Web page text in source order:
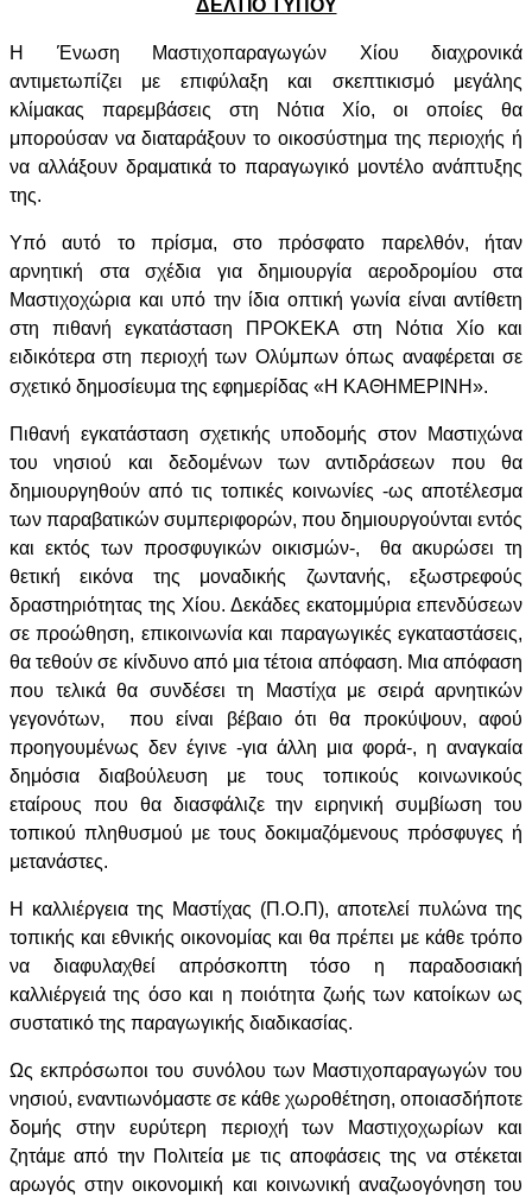
ΔΕΛΤΙΟ ΤΥΠΟΥ
Η Ένωση Μαστιχοπαραγωγών Χίου διαχρονικά
αντιμετωπίζει με επιφύλαξη και σκεπτικισμό μεγάλης
κλίμακας παρεμβάσεις στη Νότια Χίο, οι οποίες θα
μπορούσαν να διαταράξουν το οικοσύστημα της περιοχής ή
να αλλάξουν δραματικά το παραγωγικό μοντέλο ανάπτυξης
της.
Υπό αυτό το πρίσμα, στο πρόσφατο παρελθόν, ήταν
αρνητική στα σχέδια για δημιουργία αεροδρομίου στα
Μαστιχοχώρια και υπό την ίδια οπτική γωνία είναι αντίθετη
στη πιθανή εγκατάσταση ΠΡΟΚΕΚΑ στη Nότια Χίο και
ειδικότερα στη περιοχή των Ολύμπων όπως αναφέρεται σε
σχετικό δημοσίευμα της εφημερίδας «H ΚΑΘΗΜΕΡΙΝΗ».
Πιθανή εγκατάσταση σχετικής υποδομής στον Μαστιχώνα
του νησιού και δεδομένων των αντιδράσεων που θα
δημιουργηθούν από τις τοπικές κοινωνίες -ως αποτέλεσμα
των παραβατικών συμπεριφορών, που δημιουργούνται εντός
και εκτός των προσφυγικών οικισμών-, θα ακυρώσει τη
θετική εικόνα της μοναδικής ζωντανής, εξωστρεφούς
δραστηριότητας της Χίου. Δεκάδες εκατομμύρια επενδύσεων
σε προώθηση, επικοινωνία και παραγωγικές εγκαταστάσεις,
θα τεθούν σε κίνδυνο από μια τέτοια απόφαση. Μια απόφαση
που τελικά θα συνδέσει τη Μαστίχα με σειρά αρνητικών
γεγονότων, που είναι βέβαιο ότι θα προκύψουν, αφού
προηγουμένως δεν έγινε -για άλλη μια φορά-, η αναγκαία
δημόσια διαβούλευση με τους τοπικούς κοινωνικούς
εταίρους που θα διασφάλιζε την ειρηνική συμβίωση του
τοπικού πληθυσμού με τους δοκιμαζόμενους πρόσφυγες ή
μετανάστες.
Η καλλιέργεια της Μαστίχας (Π.Ο.Π), αποτελεί πυλώνα της
τοπικής και εθνικής οικονομίας και θα πρέπει με κάθε τρόπο
να διαφυλαχθεί απρόσκοπτη τόσο η παραδοσιακή
καλλιέργειά της όσο και η ποιότητα ζωής των κατοίκων ως
συστατικό της παραγωγικής διαδικασίας.
Ως εκπρόσωποι του συνόλου των Μαστιχοπαραγωγών του
νησιού, εναντιωνόμαστε σε κάθε χωροθέτηση, οποιασδήποτε
δομής στην ευρύτερη περιοχή των Μαστιχοχωρίων και
ζητάμε από την Πολιτεία με τις αποφάσεις της να στέκεται
αρωγός στην οικονομική και κοινωνική αναζωογόνηση του